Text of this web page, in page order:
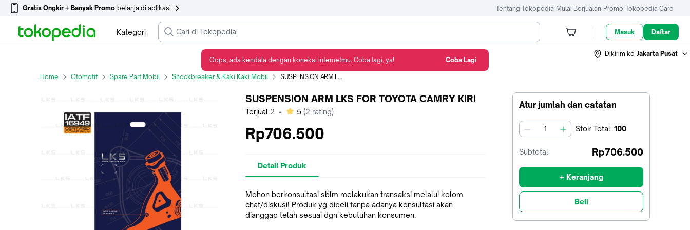
Gratis Ongkir + Banyak Promo belanja di aplikasi Tentang Tokopedia Mulai Berjualan Promo Tokopedia Care
Kategori Masuk Daftar
Dikirim ke Jakarta Pusat
Home Otomotif Spare Part Mobil Shockbreaker & Kaki Kaki Mobil SUSPENSION ARM LKS FOR TOYOTA CAMRY KIRI
Atur jumlah dan catatan
jumlah Stok Total: 100
Subtotal Rp706.500
+ Keranjang
Beli
SUSPENSION ARM LKS FOR TOYOTA CAMRY KIRI
Terjual 2 • bintang
5 (2 rating)
Rp706.500
Detail Produk
Mohon berkonsultasi sblm melakukan transaksi melalui kolom
chat/diskusi! Produk yg dibeli tanpa adanya konsultasi akan
dianggap telah sesuai dgn kebutuhan konsumen.
Oops, ada kendala dengan koneksi internetmu. Coba lagi, ya! Coba Lagi